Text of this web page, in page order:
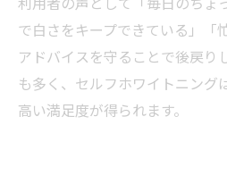
で白さをキープできている」「
アドバイスを守ることで後戻り
も多く、セルフホワイトニング
高い満足度が得られます。